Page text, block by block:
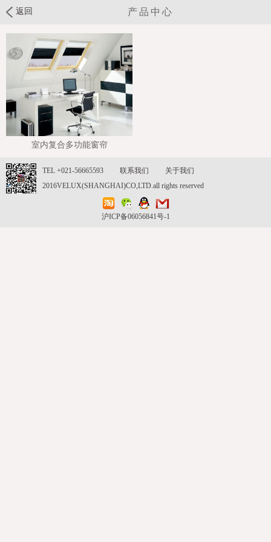
返回 产品中心
室内复合多功能窗帘
TEL +021-56665593 联系我们
关于我们
2016VELUX(SHANGHAI)CO,LTD.all rights reserved
沪ICP备06056841号-1